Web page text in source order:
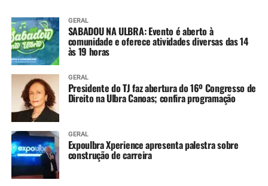
GERAL
SABADOU NA ULBRA: Evento é aberto à
comunidade e oferece atividades diversas das 14
às 19 horas
GERAL
Presidente do TJ faz abertura do 16º Congresso de
Direito na Ulbra Canoas; confira programação
GERAL
Expoulbra Xperience apresenta palestra sobre
construção de carreira